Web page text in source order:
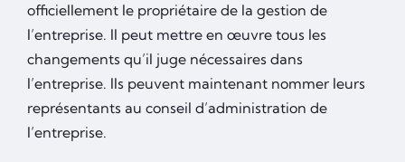
officiellement le propriétaire de la gestion de
l’entreprise. Il peut mettre en œuvre tous les
changements qu’il juge nécessaires dans
l’entreprise. Ils peuvent maintenant nommer leurs
représentants au conseil d’administration de
l’entreprise.